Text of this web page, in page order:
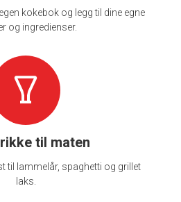
kokebok og legg til dine egne
og ingredienser.
til maten
til lammelår, spaghetti og grillet
laks.